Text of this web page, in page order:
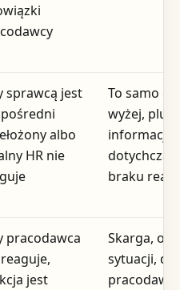
sprawcą jest
albo
HR nie
To samo co
wyżej, plus
informacja
braku
pracodawca
jest
Skarga,
sytuacji,